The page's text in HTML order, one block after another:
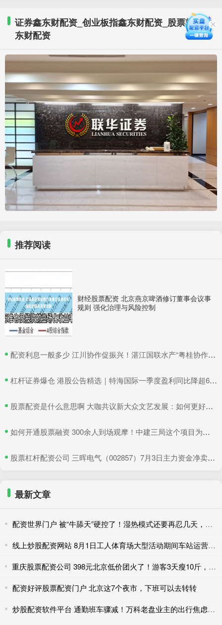
证券鑫东财配资_创业板指鑫东财配资_股票软件鑫
东财配资
推荐阅读
财经股票配资 北京燕京啤酒修订董事会议事
规则 强化治理与风险控制
​配资利息一般多少 江川协作促振兴！湛江国联水产“粤桂协作帮扶车间”在吴川揭牌
​杠杆证券爆仓 港股公告精选｜特海国际一季度盈利同比降超6成 三一国际首季营收超66亿元
​股票配资是什么意思啊 大咖共议新大众文艺发展：如何更好地与时代同频共振
​如何开通股票融资 300余人到场观摩！中建三局这个项目为安全生产示范
​股票杠杆配资公司 三晖电气（002857）7月3日主力资金净卖出820.19万元
最新文章
配资世界门户 被“牛舔天”硬控了！湿热模式还要再忍几天，防暑必看
线上炒股配资网站 8月1日工人体育场大型活动期间车站运营措施调整
重庆股票配资公司 398元北京低价团火了！游客3天瘦10斤，网友吐槽二十年没变样
配资好评股票配资门户 北京这7个夜市，下班可以去转转
炒股配资软件平台 通勤班车骤减！万科老盘业主的出行焦虑待解……